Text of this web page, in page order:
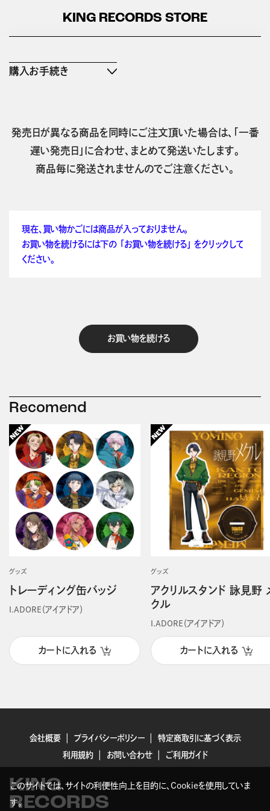
KING RECORDS STORE
購入お手続き
発売日が異なる商品を同時にご注文頂いた場合は、「一番
遅い発売日」に合わせ、まとめて発送いたします。
商品毎に発送されませんのでご注意ください。
現在、買い物かごには商品が入っておりません。
お買い物を続けるには下の 「お買い物を続ける」 をクリックして
ください。
お買い物を続ける
Recomend
グッズ
トレーディング缶バッジ
I.ADORE（アイアドア）
カートに入れる
グッズ
アクリルスタンド 詠見野
クル
I.ADORE（アイアドア）
カートに入れる
会社概要 プライバシーポリシー
特定商取引に基づく表示
利用規約
お問い合わせ ご利用ガイド
KING
RECORDS
このサイトでは、サイトの利便性向上を目的に、Cookieを使用していま
す。